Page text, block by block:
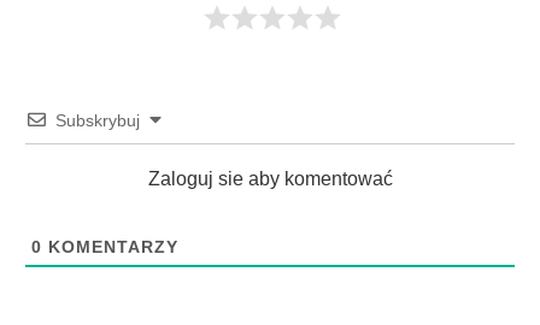
Subskrybuj
Zaloguj sie aby komentować
0 KOMENTARZY